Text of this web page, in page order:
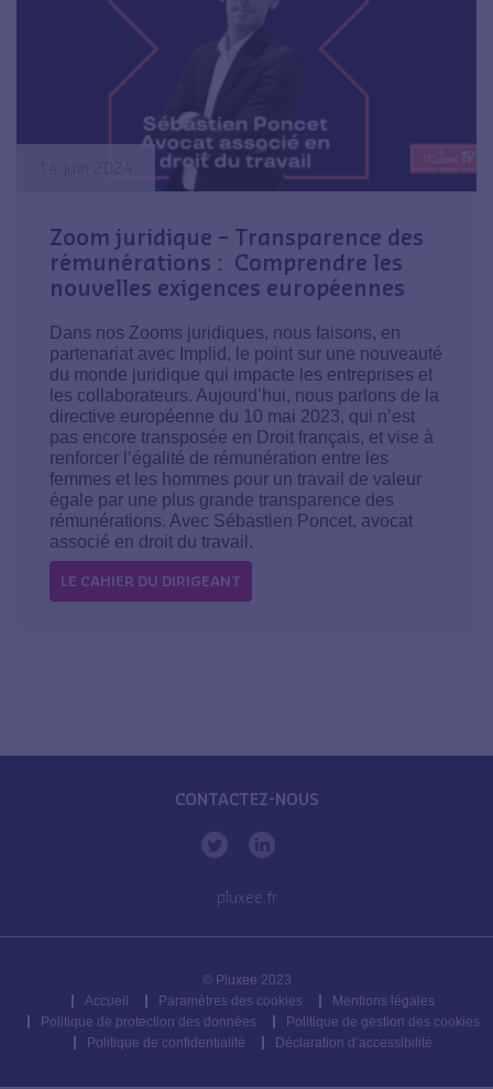
Zoom juridique – Transparence des
rémunérations : Comprendre les
nouvelles exigences européennes
Dans nos Zooms juridiques, nous faisons, en
partenariat avec Implid, le point sur une nouveauté
du monde juridique qui impacte les entreprises et
les collaborateurs. Aujourd’hui, nous parlons de la
directive européenne du 10 mai 2023, qui n’est
pas encore transposée en Droit français, et vise à
renforcer l’égalité de rémunération entre les
femmes et les hommes pour un travail de valeur
égale par une plus grande transparence des
rémunérations. Avec Sébastien Poncet, avocat
associé en droit du travail.
LE CAHIER DU DIRIGEANT
CONTACTEZ-NOUS
pluxee.fr
© Pluxee 2023
Accueil
Paramètres des cookies
Mentions légales
Politique de protection des données
Politique de gestion des cookies
Politique de confidentialité
Déclaration d’accessibilité